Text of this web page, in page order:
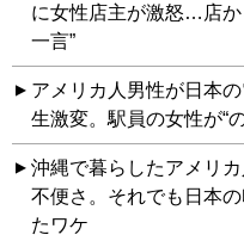
に女性店主が激怒…店か
一言”
アメリカ人男性が日本
生激変。駅員の女性が“
沖縄で暮らしたアメリ
不便さ。それでも日本
たワケ